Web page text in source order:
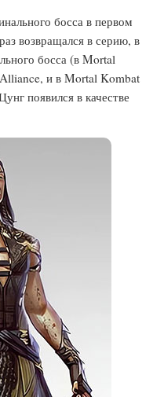
босса в первом
возвращался в серию, в
босса (в Mortal
и в Mortal Kombat
появился в качестве